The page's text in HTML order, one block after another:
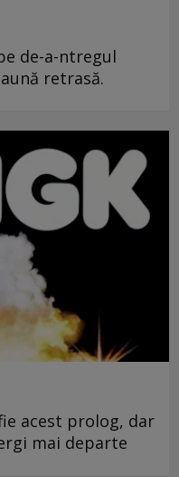
de-a-ntregul
retrasă.
acest prolog, dar
mai departe